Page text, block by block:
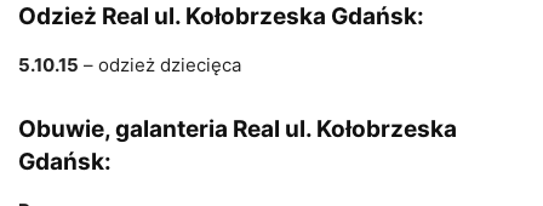
Odzież Real ul. Kołobrzeska Gdańsk:
5.10.15 – odzież dziecięca
Obuwie, galanteria Real ul. Kołobrzeska
Gdańsk: